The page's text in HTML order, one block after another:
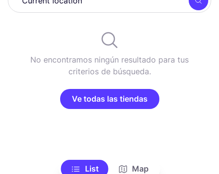
No encontramos ningún resultado para tus
criterios de búsqueda.
Ve todas las tiendas
List Map